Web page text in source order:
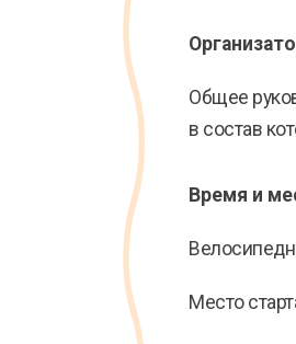
Общее
в состав
Время и
Место